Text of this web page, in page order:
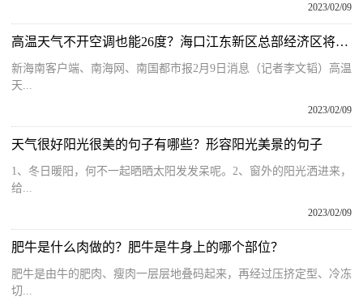
2023/02/09
高温天气不开空调也能26度？海口江东新区总部经济区将全面供冷
新海南客户端、南海网、南国都市报2月9日消息（记者李文韬）高温
天...
2023/02/09
天气很好阳光很美的句子有哪些？形容阳光美景的句子
1、冬日暖阳，何不一起晒晒太阳发发呆呢。2、窗外的阳光洒进来，
给...
2023/02/09
肥牛是什么肉做的？肥牛是牛身上的哪个部位？
肥牛是由牛的肥肉、瘦肉一层层地叠码起来，再经过压挤定型、冷冻
切...